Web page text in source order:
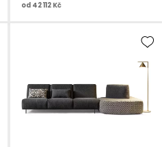
od 42 112 Kč